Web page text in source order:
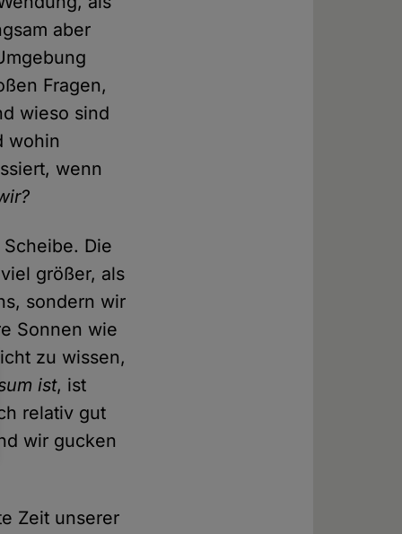
aber
Fragen,
wieso sind
wohin
wenn
Die
größer, als
sondern wir
Sonnen wie
zu wissen,
ist, ist
relativ gut
wir gucken
Zeit unserer